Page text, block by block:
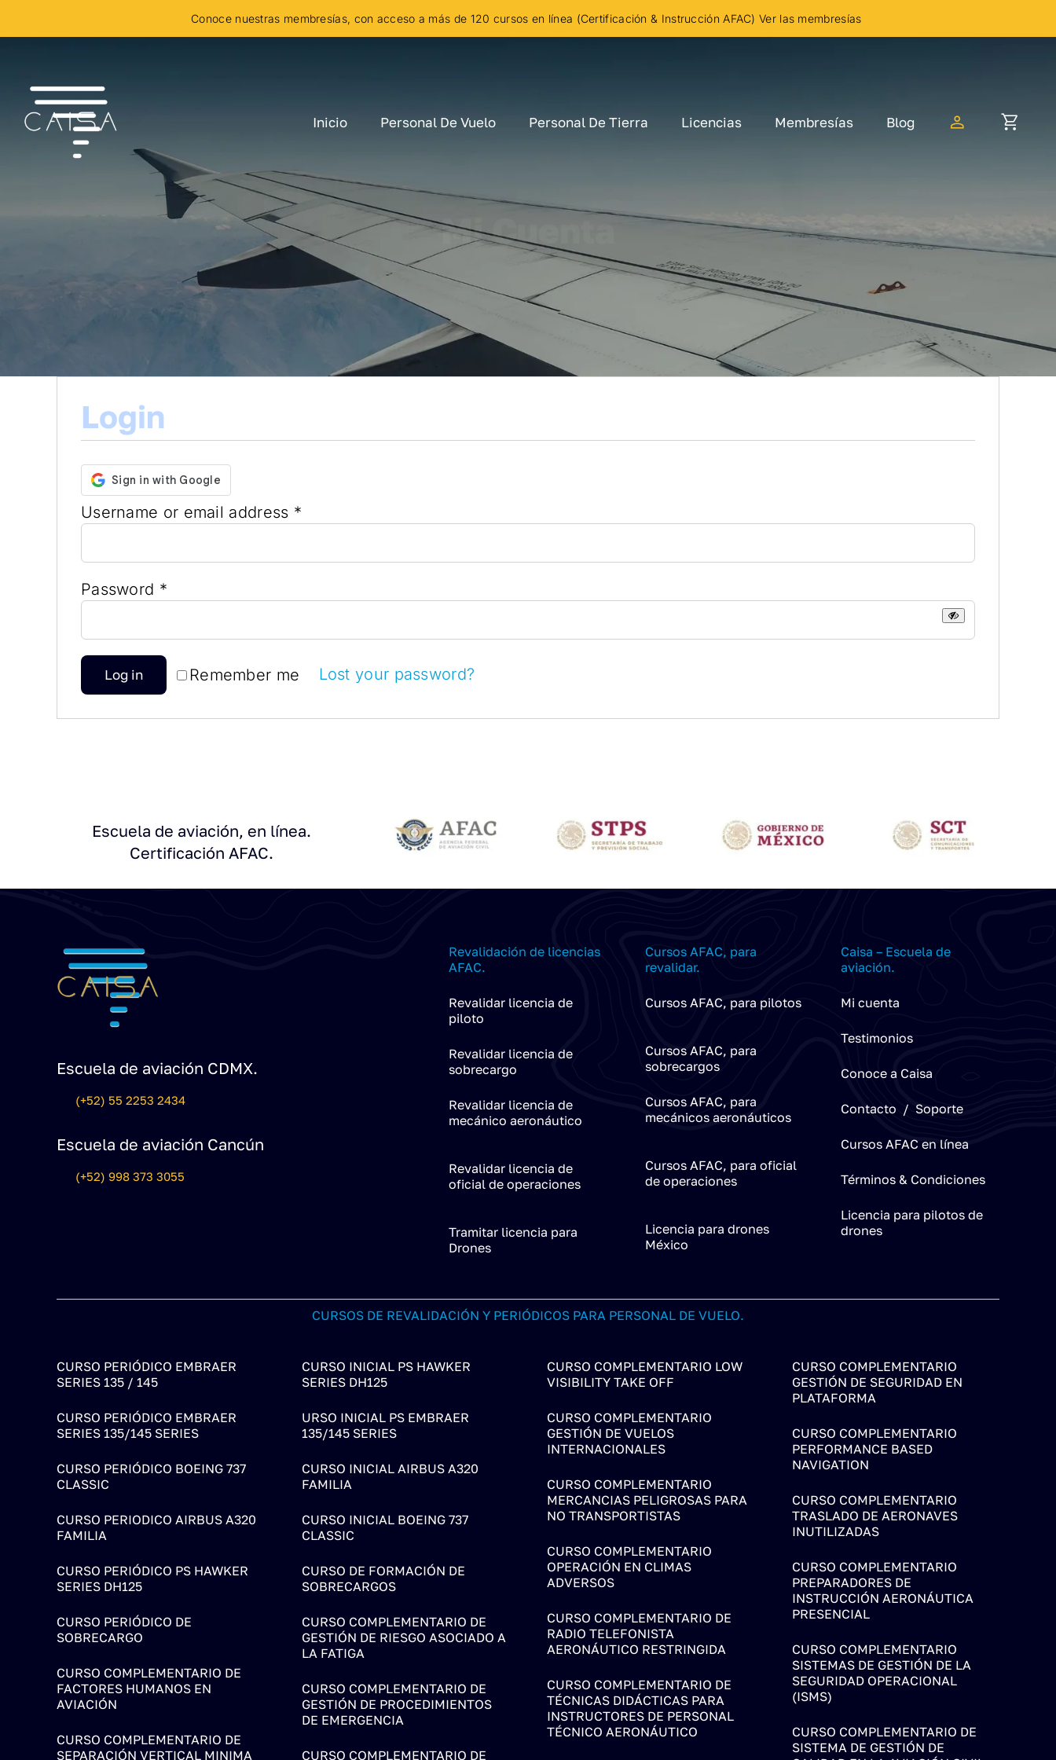
to
Conoce nuestras membresías, con acceso a más de 120 cursos en línea (Certificación & Instrucción AFAC) Ver las membresías
Inicio Personal De Vuelo Personal De Tierra Licencias Membresías Blog
Mi Cuenta
Login
Username or email address *
Password *Required
Remember me
Log in Lost your password?
Escuela de aviación, en línea.
Certificación AFAC.
Escuela de aviación CDMX.
(+52) 55 2253 2434
Escuela de aviación Cancún
(+52) 998 373 3055
Revalidación de licencias
AFAC.
Revalidar licencia de
piloto
Revalidar licencia de
sobrecargo
Revalidar licencia de
mecánico aeronáutico
Revalidar licencia de
oficial de operaciones
Tramitar licencia para
Drones
Cursos AFAC, para
revalidar.
Cursos AFAC, para pilotos
Cursos AFAC, para
sobrecargos
Cursos AFAC, para
mecánicos aeronáuticos
Cursos AFAC, para oficial
de operaciones
Licencia para drones
México
Caisa – Escuela de
aviación.
Mi cuenta
Testimonios
Conoce a Caisa
Contacto / Soporte
Cursos AFAC en línea
Términos & Condiciones
Licencia para pilotos de
drones
CURSOS DE REVALIDACIÓN Y PERIÓDICOS PARA PERSONAL DE VUELO.
CURSO PERIÓDICO EMBRAER
SERIES 135 / 145
CURSO PERIÓDICO EMBRAER
SERIES 135/145 SERIES
CURSO PERIÓDICO BOEING 737
CLASSIC
CURSO PERIODICO AIRBUS A320
FAMILIA
CURSO PERIÓDICO PS HAWKER
SERIES DH125
CURSO PERIÓDICO DE
SOBRECARGO
CURSO COMPLEMENTARIO DE
FACTORES HUMANOS EN
AVIACIÓN
CURSO COMPLEMENTARIO DE
SEPARACIÓN VERTICAL MINIMA
CURSO INICIAL PS HAWKER
SERIES DH125
URSO INICIAL PS EMBRAER
135/145 SERIES
CURSO INICIAL AIRBUS A320
FAMILIA
CURSO INICIAL BOEING 737
CLASSIC
CURSO DE FORMACIÓN DE
SOBRECARGOS
CURSO COMPLEMENTARIO DE
GESTIÓN DE RIESGO ASOCIADO A
LA FATIGA
CURSO COMPLEMENTARIO DE
GESTIÓN DE PROCEDIMIENTOS
DE EMERGENCIA
CURSO COMPLEMENTARIO DE
CURSO COMPLEMENTARIO LOW
VISIBILITY TAKE OFF
CURSO COMPLEMENTARIO
GESTIÓN DE VUELOS
INTERNACIONALES
CURSO COMPLEMENTARIO
MERCANCIAS PELIGROSAS PARA
NO TRANSPORTISTAS
CURSO COMPLEMENTARIO
OPERACIÓN EN CLIMAS
ADVERSOS
CURSO COMPLEMENTARIO DE
RADIO TELEFONISTA
AERONÁUTICO RESTRINGIDA
CURSO COMPLEMENTARIO DE
TÉCNICAS DIDÁCTICAS PARA
INSTRUCTORES DE PERSONAL
TÉCNICO AERONÁUTICO
CURSO COMPLEMENTARIO
GESTIÓN DE SEGURIDAD EN
PLATAFORMA
CURSO COMPLEMENTARIO
PERFORMANCE BASED
NAVIGATION
CURSO COMPLEMENTARIO
TRASLADO DE AERONAVES
INUTILIZADAS
CURSO COMPLEMENTARIO
PREPARADORES DE
INSTRUCCIÓN AERONÁUTICA
PRESENCIAL
CURSO COMPLEMENTARIO
SISTEMAS DE GESTIÓN DE LA
SEGURIDAD OPERACIONAL
(ISMS)
CURSO COMPLEMENTARIO DE
SISTEMA DE GESTIÓN DE